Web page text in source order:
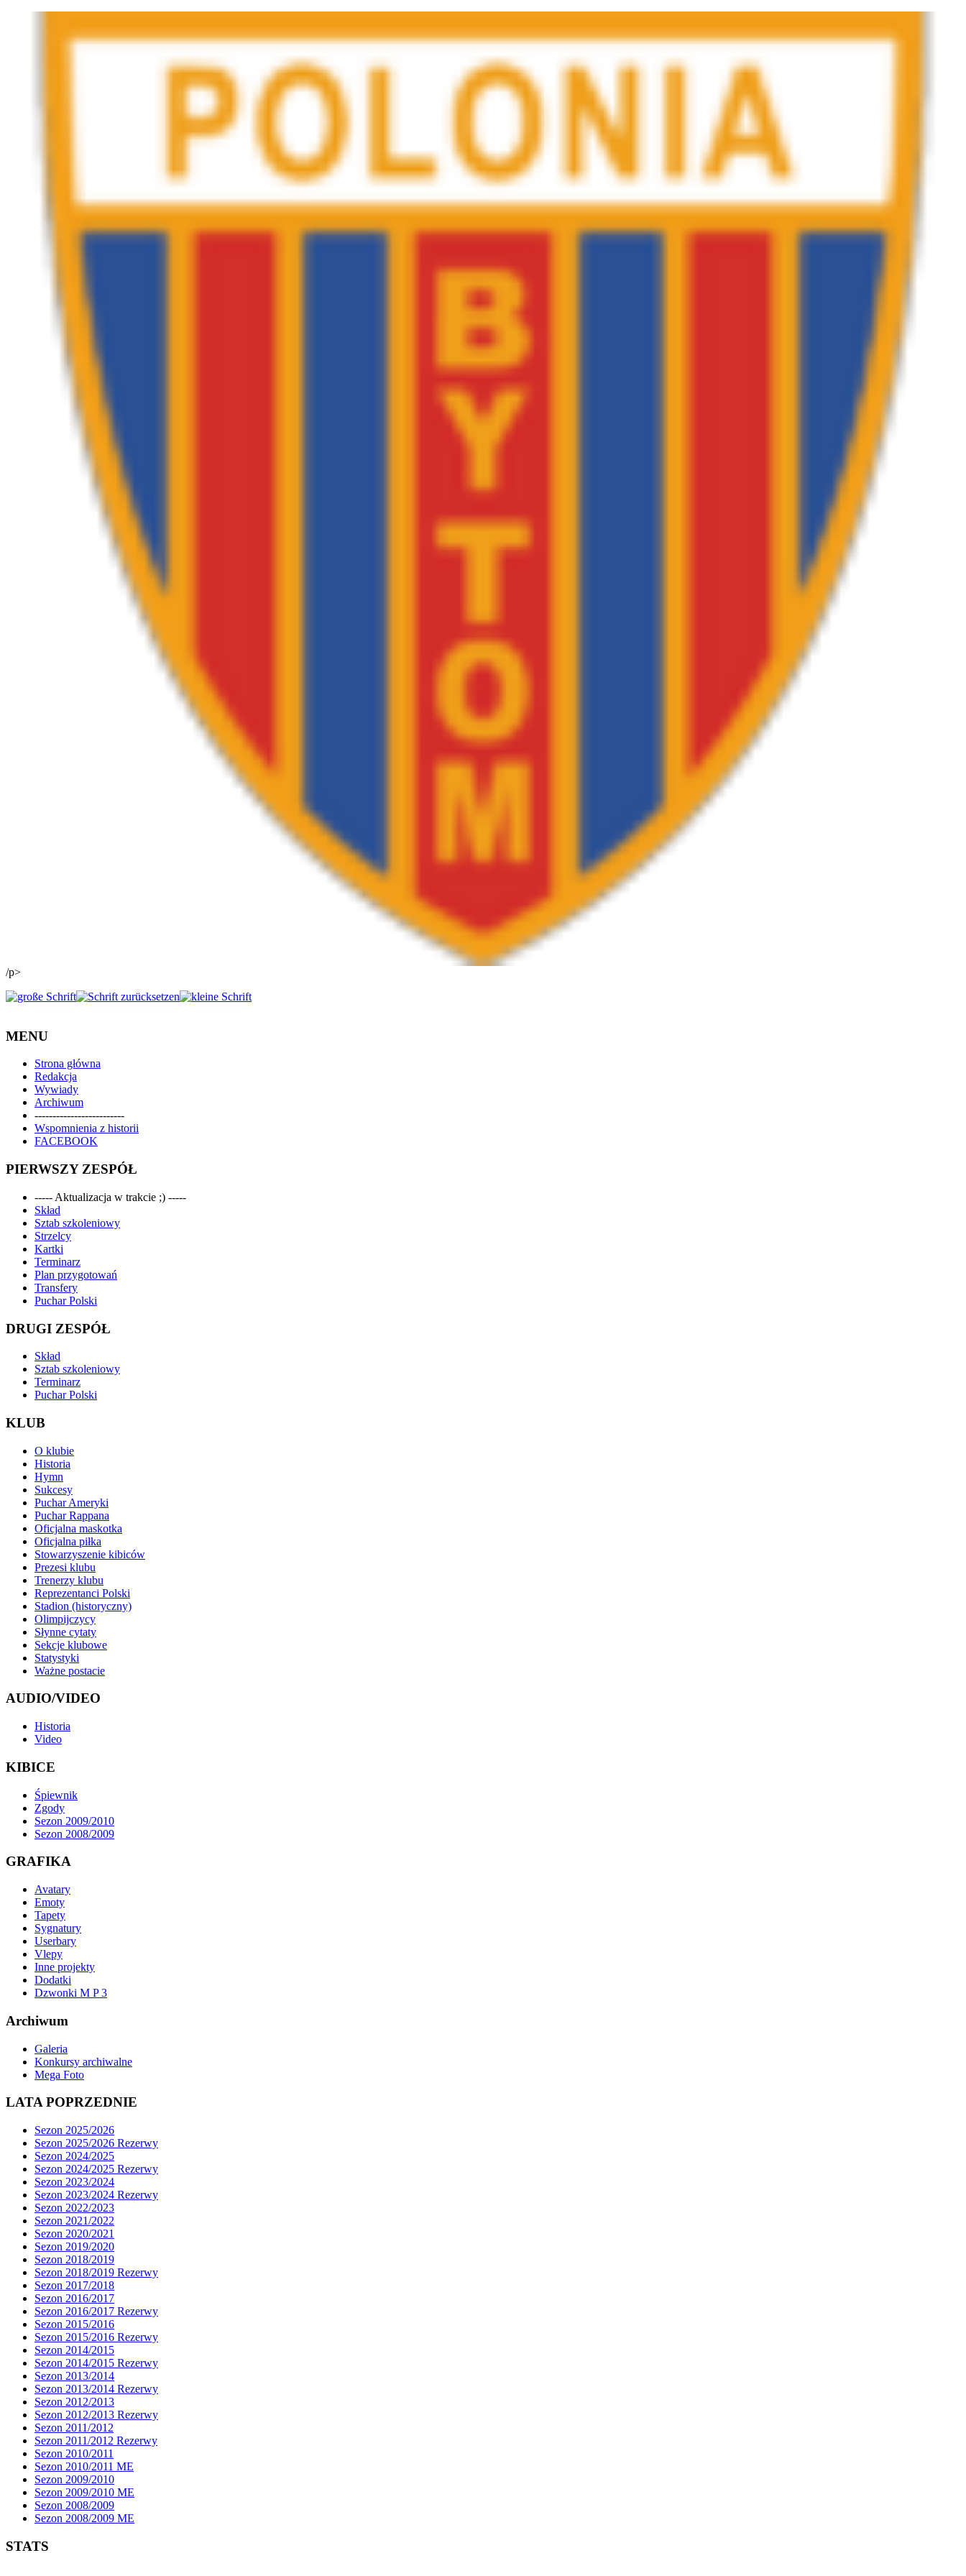
/p>
MENU
Strona główna
Redakcja
Wywiady
Archiwum
-------------------------
Wspomnienia z historii
FACEBOOK
PIERWSZY ZESPÓŁ
----- Aktualizacja w trakcie ;) -----
Skład
Sztab szkoleniowy
Strzelcy
Kartki
Terminarz
Plan przygotowań
Transfery
Puchar Polski
DRUGI ZESPÓŁ
Skład
Sztab szkoleniowy
Terminarz
Puchar Polski
KLUB
O klubie
Historia
Hymn
Sukcesy
Puchar Ameryki
Puchar Rappana
Oficjalna maskotka
Oficjalna piłka
Stowarzyszenie kibiców
Prezesi klubu
Trenerzy klubu
Reprezentanci Polski
Stadion (historyczny)
Olimpijczycy
Słynne cytaty
Sekcje klubowe
Statystyki
Ważne postacie
AUDIO/VIDEO
Historia
Video
KIBICE
Śpiewnik
Zgody
Sezon 2009/2010
Sezon 2008/2009
GRAFIKA
Avatary
Emoty
Tapety
Sygnatury
Userbary
Vlepy
Inne projekty
Dodatki
Dzwonki M P 3
Archiwum
Galeria
Konkursy archiwalne
Mega Foto
LATA POPRZEDNIE
Sezon 2025/2026
Sezon 2025/2026 Rezerwy
Sezon 2024/2025
Sezon 2024/2025 Rezerwy
Sezon 2023/2024
Sezon 2023/2024 Rezerwy
Sezon 2022/2023
Sezon 2021/2022
Sezon 2020/2021
Sezon 2019/2020
Sezon 2018/2019
Sezon 2018/2019 Rezerwy
Sezon 2017/2018
Sezon 2016/2017
Sezon 2016/2017 Rezerwy
Sezon 2015/2016
Sezon 2015/2016 Rezerwy
Sezon 2014/2015
Sezon 2014/2015 Rezerwy
Sezon 2013/2014
Sezon 2013/2014 Rezerwy
Sezon 2012/2013
Sezon 2012/2013 Rezerwy
Sezon 2011/2012
Sezon 2011/2012 Rezerwy
Sezon 2010/2011
Sezon 2010/2011 ME
Sezon 2009/2010
Sezon 2009/2010 ME
Sezon 2008/2009
Sezon 2008/2009 ME
STATS